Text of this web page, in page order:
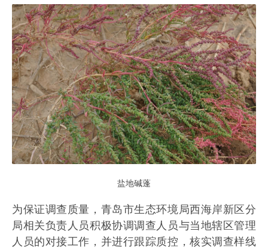
盐地碱蓬
为保证调查质量，青岛市生态环境局西海岸新区分
局相关负责人员积极协调调查人员与当地辖区管理
人员的对接工作，并进行跟踪质控，核实调查样线